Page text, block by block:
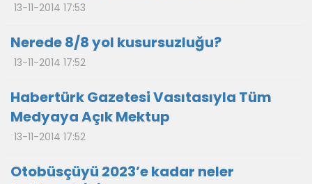
13-11-2014 17:53
Nerede 8/8 yol kusursuzluğu?
13-11-2014 17:52
Habertürk Gazetesi Vasıtasıyla Tüm
Medyaya Açık Mektup
13-11-2014 17:52
Otobüsçüyü 2023’e kadar neler